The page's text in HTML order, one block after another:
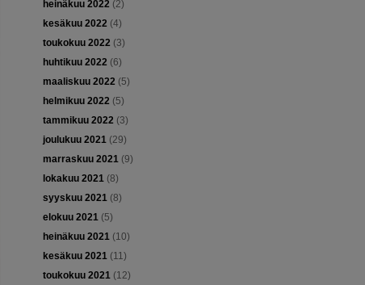
heinäkuu 2022(2)
kesäkuu 2022(4)
toukokuu 2022(3)
huhtikuu 2022(6)
maaliskuu 2022(5)
helmikuu 2022(5)
tammikuu 2022(3)
joulukuu 2021(29)
marraskuu 2021(9)
lokakuu 2021(8)
syyskuu 2021(8)
elokuu 2021(5)
heinäkuu 2021(10)
kesäkuu 2021(11)
toukokuu 2021(12)